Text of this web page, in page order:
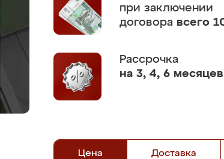
при заключении
договора всего
Рассрочка
на 3, 4, 6 месяцев
Цена Доставка